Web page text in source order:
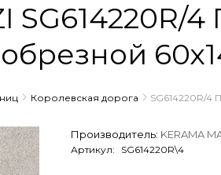
SG614220R/
Королевская дорога SG614220R/
Производитель: KERAMA
Артикул: SG614220R\4